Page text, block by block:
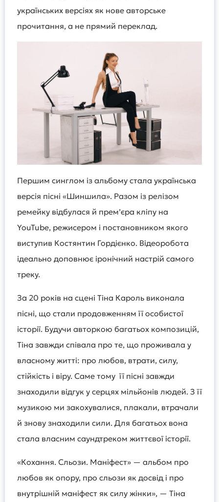
українських версіях як нове авторське
прочитання, а не прямий переклад.
Першим синглом із альбому стала українська
версія пісні «Шиншила». Разом із релізом
ремейку відбулася й премʼєра кліпу на
YouTube, режисером і постановником якого
виступив Костянтин Гордієнко. Відеоробота
ідеально доповнює іронічний настрій самого
треку.
За 20 років на сцені Тіна Кароль виконала
пісні, що стали продовженням її особистої
історії. Будучи авторкою багатьох композицій,
Тіна завжди співала про те, що проживала у
власному житті: про любов, втрати, силу,
стійкість і віру. Саме тому її пісні завжди
знаходили відгук у серцях мільйонів людей. З її
музикою ми закохувалися, плакали, втрачали
й знову знаходили сили. Для багатьох вона
стала власним саундтреком життєвої історії.
«Кохання. Сльози. Маніфест» — альбом про
любов як опору, про сльози як досвід і про
внутрішній маніфест як силу жінки», — Тіна